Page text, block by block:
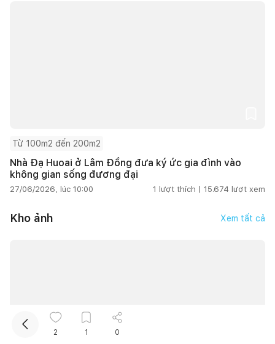
Từ 100m2 đến 200m2
Nhà Đạ Huoai ở Lâm Đồng đưa ký ức gia đình vào
không gian sống đương đại
27/06/2026, lúc 10:00 1 lượt thích | 15.674 lượt xem
Kho ảnh Xem tất cả
2 1 0
Kết nối thiết kế, thi công